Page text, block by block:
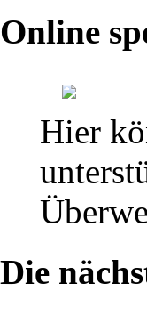
Online
Hier
Die
News
Berichte
Bundesliga
Nord